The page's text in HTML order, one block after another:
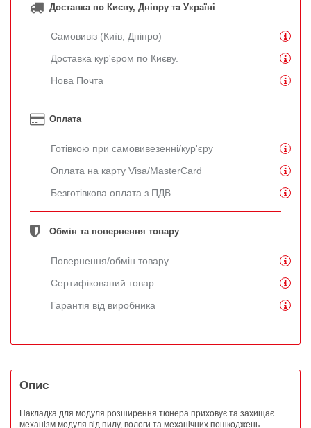
Доставка по Києву, Дніпру та Україні
Самовивіз (Київ, Дніпро)
Доставка кур'єром по Києву.
Нова Почта
Оплата
Готівкою при самовивезенні/кур'єру
Оплата на карту Visa/MasterCard
Безготівкова оплата з ПДВ
Обмін та повернення товару
Повернення/обмін товару
Сертифікований товар
Гарантія від виробника
Опис
Накладка для модуля розширення тюнера приховує та захищає
механізм модуля від пилу, вологи та механічних пошкоджень.